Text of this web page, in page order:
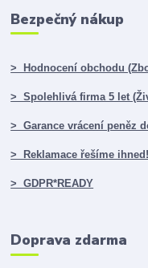
Bezpečný nákup
> Hodnocení obchodu
> Spolehlivá firma 5 let
> Garance vrácení peněz
> Reklamace řešíme ihned!
> GDPR*READY
Doprava zdarma